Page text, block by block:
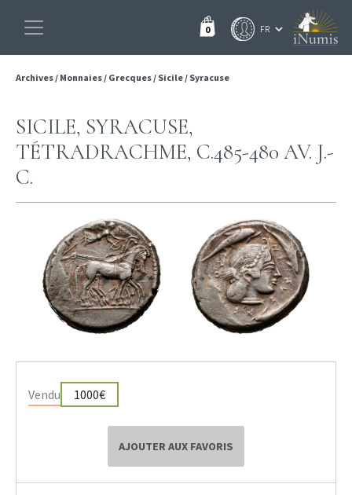
0
Archives/ Monnaies/ Grecques/ Sicile/ Syracuse
SICILE, SYRACUSE,
TÉTRADRACHME, C.485-480 AV. J.-
C.
Vendu 1000€
AJOUTER AUX FAVORIS